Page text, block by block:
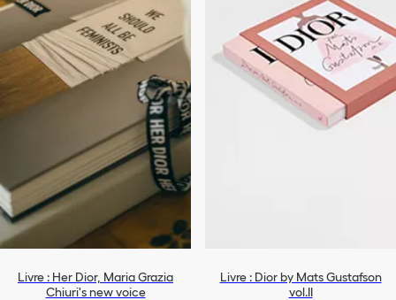
Livre : Her Dior, Maria Grazia
Chiuri's new voice
Livre : Dior by Mats Gustafson
vol.II